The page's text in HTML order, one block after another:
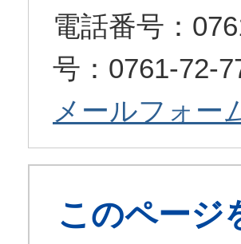
電話番号：
号：0761-72-
メールフォー
このページ